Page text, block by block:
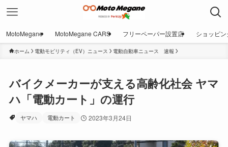
MotoMegane MotoMegane CARS フリーペーパー設置店 ショッピン
ホーム 電動モビリティ（EV）ニュース 電動自動車ニュース 速報
バイクメーカーが支える高齢化社会 ヤマ
ハ「電動カート」の運行
ヤマハ 電動カート 2023年3月24日